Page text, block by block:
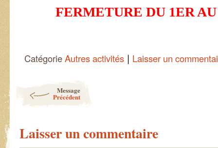
FERMETURE DU 1ER
CatégorieAutres activités | Laisser un
Message
Précédent
Laisser un commentaire